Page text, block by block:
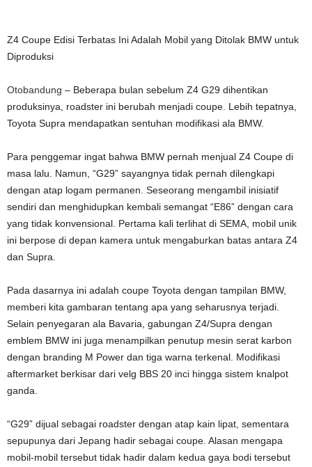
Z4 Coupe Edisi Terbatas Ini Adalah Mobil yang Ditolak BMW untuk
Diproduksi
Otobandung – Beberapa bulan sebelum Z4 G29 dihentikan
produksinya, roadster ini berubah menjadi coupe. Lebih tepatnya,
Toyota Supra mendapatkan sentuhan modifikasi ala BMW.
Para penggemar ingat bahwa BMW pernah menjual Z4 Coupe di
masa lalu. Namun, “G29” sayangnya tidak pernah dilengkapi
dengan atap logam permanen. Seseorang mengambil inisiatif
sendiri dan menghidupkan kembali semangat “E86” dengan cara
yang tidak konvensional. Pertama kali terlihat di SEMA, mobil unik
ini berpose di depan kamera untuk mengaburkan batas antara Z4
dan Supra.
Pada dasarnya ini adalah coupe Toyota dengan tampilan BMW,
memberi kita gambaran tentang apa yang seharusnya terjadi.
Selain penyegaran ala Bavaria, gabungan Z4/Supra dengan
emblem BMW ini juga menampilkan penutup mesin serat karbon
dengan branding M Power dan tiga warna terkenal. Modifikasi
aftermarket berkisar dari velg BBS 20 inci hingga sistem knalpot
ganda.
“G29” dijual sebagai roadster dengan atap kain lipat, sementara
sepupunya dari Jepang hadir sebagai coupe. Alasan mengapa
mobil-mobil tersebut tidak hadir dalam kedua gaya bodi tersebut